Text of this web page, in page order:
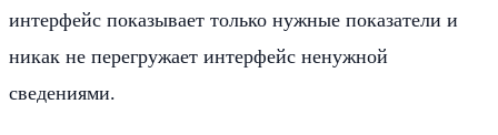
интерфейс показывает только нужные показатели и
никак не перегружает интерфейс ненужной
сведениями.